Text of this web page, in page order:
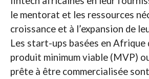
le mentorat et les ressources
croissance et à l’expansion de
Les start-ups basées en Afrique
produit minimum viable (MVP)
prête à être commercialisée